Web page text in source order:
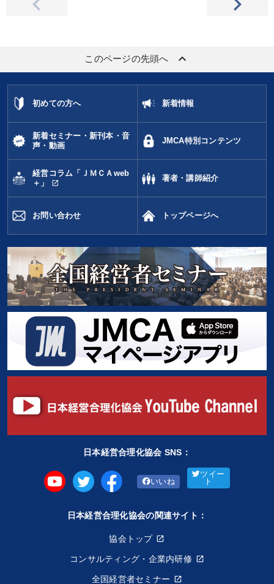
このページの先頭へ keyboard_arrow_up
初めての方へ 新着情報
新着セミナー・新刊本・音
声・動画
JMCA特別コンテンツ
経営コラム「ＪＭＣＡweb
＋」
open_in_new
著者・講師紹介
お問い合わせ トップページへ
日本経営合理化協会 SNS：
いいね
ツイー
ト
日本経営合理化協会の関連サイト：
協会トップ
コンサルティング・企業内研修
全国経営者セミナー